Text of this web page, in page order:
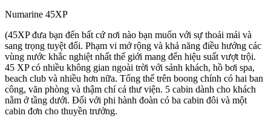
Numarine 45XP
(45XP đưa bạn đến bất cứ nơi nào bạn muốn với sự thoải mái và
sang trọng tuyệt đối. Phạm vi mở rộng và khả năng điều hướng các
vùng nước khắc nghiệt nhất thế giới mang đến hiệu suất vượt trội.
45 XP có nhiều không gian ngoài trời với sảnh khách, hồ bơi spa,
beach club và nhiều hơn nữa. Tổng thể trên boong chính có hai ban
công, văn phòng và thậm chí cả thư viện. 5 cabin dành cho khách
nằm ở tầng dưới. Đối với phi hành đoàn có ba cabin đôi và một
cabin đơn cho thuyền trưởng.